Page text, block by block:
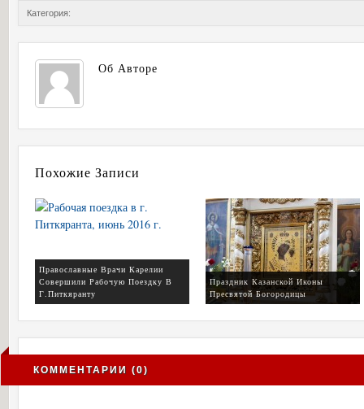
Категория:
Об Авторе
Похожие Записи
Православные Врачи Карелии
Совершили Рабочую Поездку В
Г.Питкяранту
Праздник Казанской Иконы
Пресвятой Богородицы
КОММЕНТАРИИ (0)